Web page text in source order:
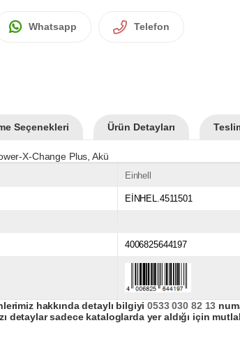
Whatsapp Telefon
Seçenekleri Ürün Detayları
X-Change Plus, Akü
Einhell
EİNHEL.4511501
4006825644197
hakkında detaylı bilgiyi0533 030 82 13
detaylar sadece kataloglarda yer aldığı için